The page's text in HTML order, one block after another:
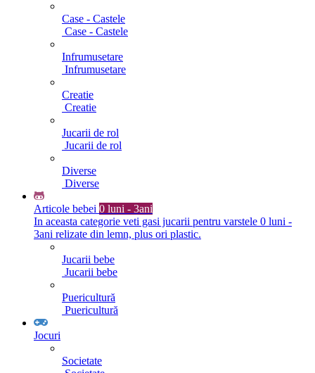
Case - Castele
Case - Castele
Infrumusetare
Infrumusetare
Creatie
Creatie
Jucarii de rol
Jucarii de rol
Diverse
Diverse
Articole bebei 0 luni - 3ani
In aceasta categorie veti gasi jucarii pentru varstele 0 luni -
3ani relizate din lemn, plus ori plastic.
Jucarii bebe
Jucarii bebe
Puericultură
Puericultură
Jocuri
Societate